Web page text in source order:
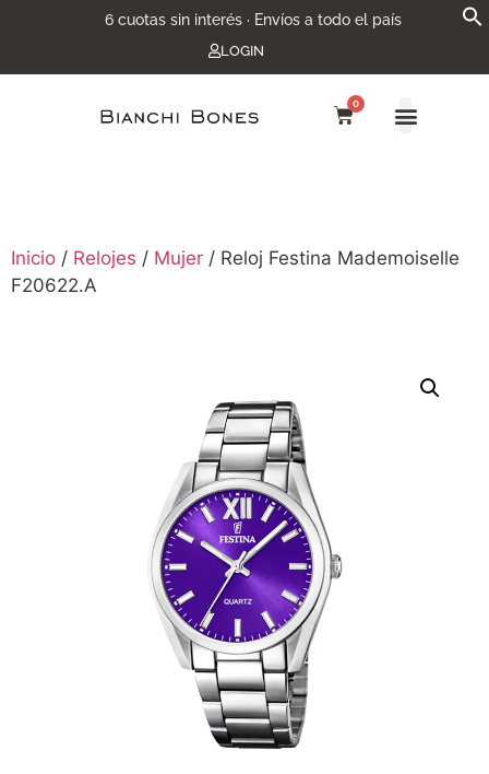
6 cuotas sin interés · Envíos a todo el país
LOGIN
0
Inicio / Relojes / Mujer / Reloj Festina Mademoiselle
F20622.A